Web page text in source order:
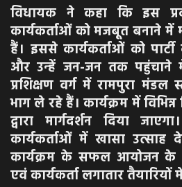
विधायक ने कहा कि इस
कार्यकर्ताओं को मजबूत बनाने में
हैं। इससे कार्यकर्ताओं को
और उन्हें जन-जन तक पहुंचाने
प्रशिक्षण वर्ग में रामपुरा मंडल
भाग ले रहे हैं। कार्यक्रम में
द्वारा मार्गदर्शन दिया
कार्यकर्ताओं में खासा उत्साह
कार्यक्रम के सफल आयोजन के
एवं कार्यकर्ता लगातार